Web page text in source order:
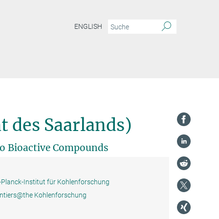
ENGLISH
des Saarlands)
Bioactive Compounds
Institut für Kohlenforschung
Kohlenforschung